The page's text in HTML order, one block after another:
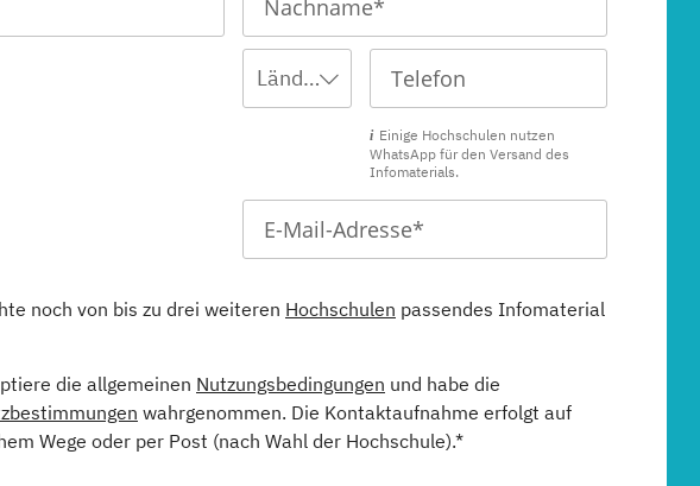
Ländervorwahl wählen ...
Einige Hochschulen nutzen
WhatsApp für den Versand des
Infomaterials.
noch von bis zu drei weiteren Hochschulen passendes Infomaterial
die allgemeinen Nutzungsbedingungen und habe die
wahrgenommen. Die Kontaktaufnahme erfolgt auf
Wege oder per Post (nach Wahl der Hochschule).*